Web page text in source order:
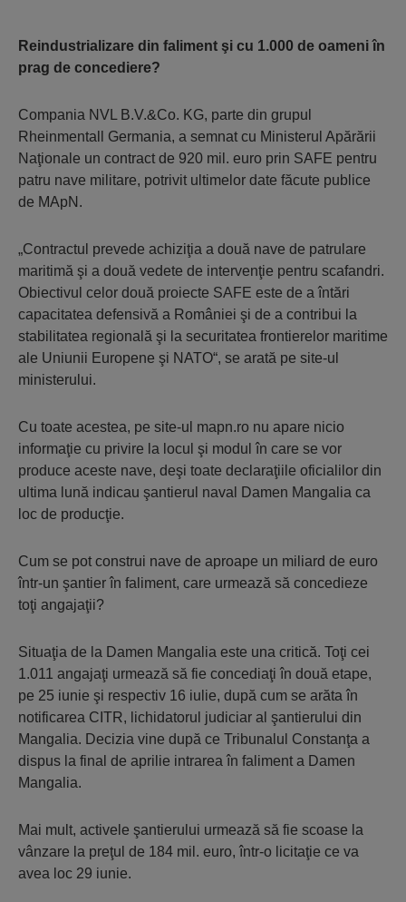
Reindustrializare din faliment şi cu 1.000 de oameni în
prag de concediere?
Compania NVL B.V.&Co. KG, parte din grupul
Rheinmentall Germania, a semnat cu Ministerul Apă­rării
Naţionale un contract de 920 mil. euro prin SAFE pentru
patru nave militare, potrivit ultimelor da­te făcute publice
de MApN.
„Contractul prevede achiziţia a două nave de pa­tru­lare
maritimă şi a două vedete de intervenţie pentru scafandri.
Obiectivul celor două proiecte SAFE este de a întări
capacitatea defensivă a Româ­niei şi de a contribui la
stabilitatea regională şi la securitatea fron­tierelor maritime
ale Uniunii Europene şi NATO“, se arată pe site-ul
ministerului.
Cu toate acestea, pe site-ul mapn.ro nu apare nicio
informaţie cu privire la locul şi modul în care se vor
produce aceste nave, deşi toate declaraţiile oficialilor din
ultima lună indicau şantierul naval Damen Mangalia ca
loc de producţie.
Cum se pot construi nave de aproape un miliard de euro
într-un şantier în faliment, care urmează să concedieze
toţi angajaţii?
Situaţia de la Damen Mangalia este una critică. Toţi cei
1.011 angajaţi urmează să fie concediaţi în două etape,
pe 25 iunie şi respectiv 16 iulie, după cum se arăta în
notificarea CITR, lichidatorul judiciar al şantierului din
Mangalia. Decizia vine după ce Tribu­nalul Constanţa a
dispus la final de aprilie intrarea în faliment a Damen
Mangalia.
Mai mult, activele şantierului urmează să fie scoa­se la
vânzare la preţul de 184 mil. euro, într-o licitaţie ce va
avea loc 29 iunie.